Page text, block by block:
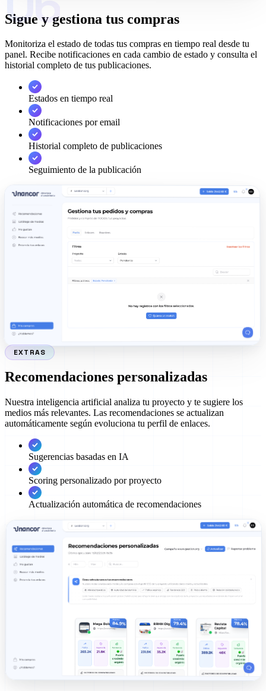
Sigue y gestiona tus compras
Monitoriza el estado de todas tus compras en tiempo real desde tu
panel. Recibe notificaciones en cada cambio de estado y consulta el
historial completo de tus publicaciones.
Estados en tiempo real
Notificaciones por email
Historial completo de publicaciones
Seguimiento de la publicación
EXTRAS
Recomendaciones personalizadas
Nuestra inteligencia artificial analiza tu proyecto y te sugiere los
medios más relevantes. Las recomendaciones se actualizan
automáticamente según evoluciona tu perfil de enlaces.
Sugerencias basadas en IA
Scoring personalizado por proyecto
Actualización automática de recomendaciones